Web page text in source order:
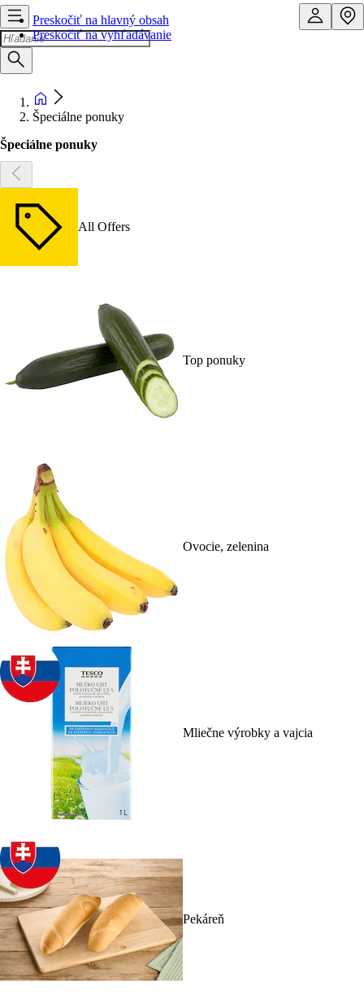
Preskočiť na hlavný obsah
Preskočiť na vyhľadávanie
Špeciálne ponuky
Špeciálne ponuky
All Offers
Top ponuky
Ovocie, zelenina
Mliečne výrobky a vajcia
Pekáreň